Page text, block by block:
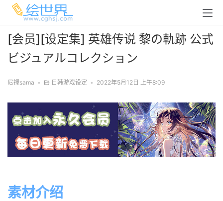
[会员][设定集] 英雄传说 黎の軌跡 公式
ビジュアルコレクション
尼禄sama • 日韩游戏设定 • 2022年5月12日 上午8:09
素材介绍